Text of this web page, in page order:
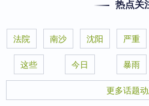
热点关
法院 南沙 沈阳 严重
这些 今日 暴雨
更多话题